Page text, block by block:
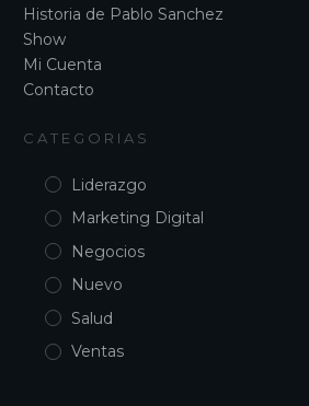
Historia de Pablo Sanchez
Show
Mi Cuenta
Contacto
CATEGORIAS
Liderazgo
Marketing Digital
Negocios
Nuevo
Salud
Ventas